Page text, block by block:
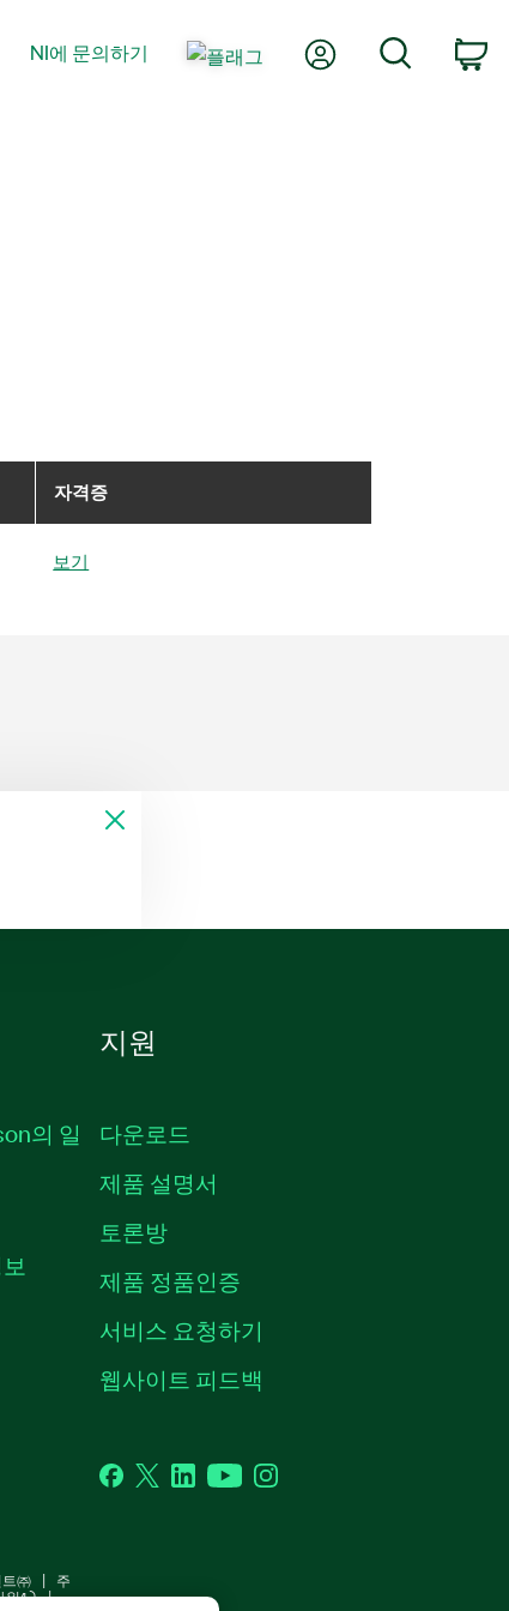
NI에 문의하기 내 계정
자격증
보기
의 일
지원
다운로드
제품 설명서
토론방
제품 정품인증
서비스 요청하기
웹사이트 피드백
Facebook
TwitterLinkedInYouTubeInstagram
트㈜ | 주
워1) |